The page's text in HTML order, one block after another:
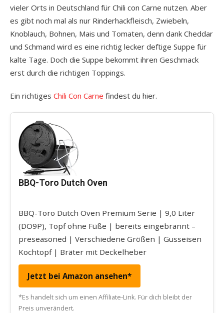
vieler Orts in Deutschland für Chili con Carne nutzen. Aber
es gibt noch mal als nur Rinderhackfleisch, Zwiebeln,
Knoblauch, Bohnen, Mais und Tomaten, denn dank Cheddar
und Schmand wird es eine richtig lecker deftige Suppe für
kalte Tage. Doch die Suppe bekommt ihren Geschmack
erst durch die richtigen Toppings.
Ein richtiges Chili Con Carne findest du hier.
BBQ-Toro Dutch Oven
BBQ-Toro Dutch Oven Premium Serie | 9,0 Liter
(DO9P), Topf ohne Füße | bereits eingebrannt –
preseasoned | Verschiedene Größen | Gusseisen
Kochtopf | Bräter mit Deckelheber
Jetzt bei Amazon ansehen*
*Es handelt sich um einen Affiliate-Link. Für dich bleibt der
Preis unverändert.